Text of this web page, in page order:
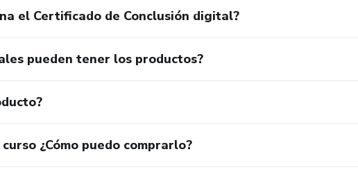
el Certificado de Conclusión digital?
pueden tener los productos?
¿Cómo puedo comprarlo?